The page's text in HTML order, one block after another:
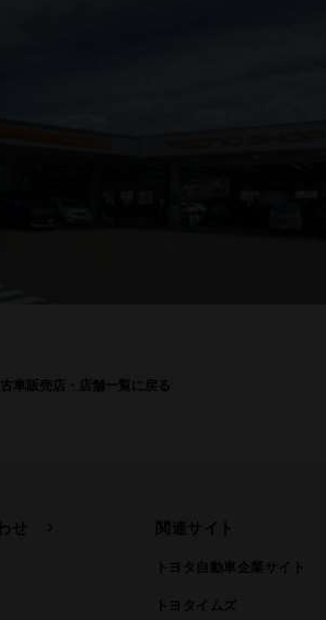
古車販売店・店舗一覧に戻る
せ 関連サイト
トヨタ自動車企業サイト
トヨタイムズ